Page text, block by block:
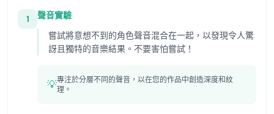
1
聲音實驗
嘗試將意想不到的角色聲音混合在一起，以發現令人驚
訝且獨特的音樂結果。不要害怕嘗試！
💡專注於分層不同的聲音，以在您的作品中創造深度和紋
理。